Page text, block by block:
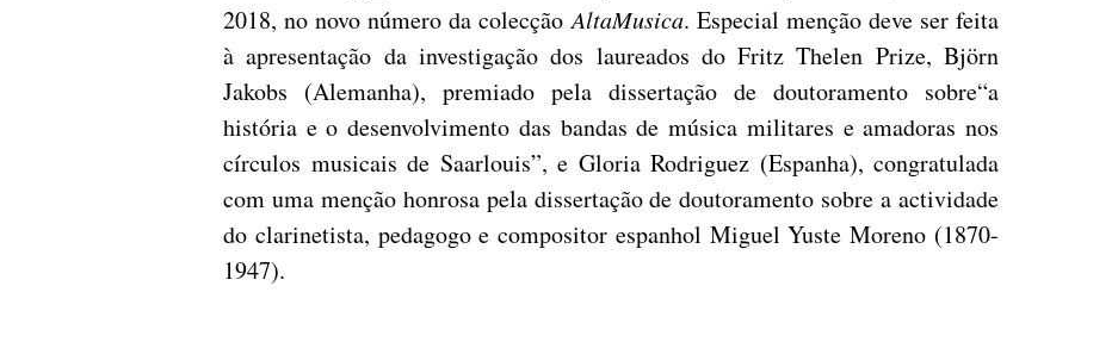
2018, no novo número da colecçãoAltaMusica. Especial menção deve ser feita
à apresentação da investigação dos laureados do Fritz Thelen Prize, Björn
Jakobs (Alemanha), premiado pela dissertação de doutoramento sobre“a
história e o desenvolvimento das bandas de música militares e amadoras nos
círculos musicais de Saarlouis”, e Gloria Rodriguez (Espanha), congratulada
com uma menção honrosa pela dissertação de doutoramento sobre a actividade
do clarinetista, pedagogo e compositor espanhol Miguel Yuste Moreno (1870-
1947).